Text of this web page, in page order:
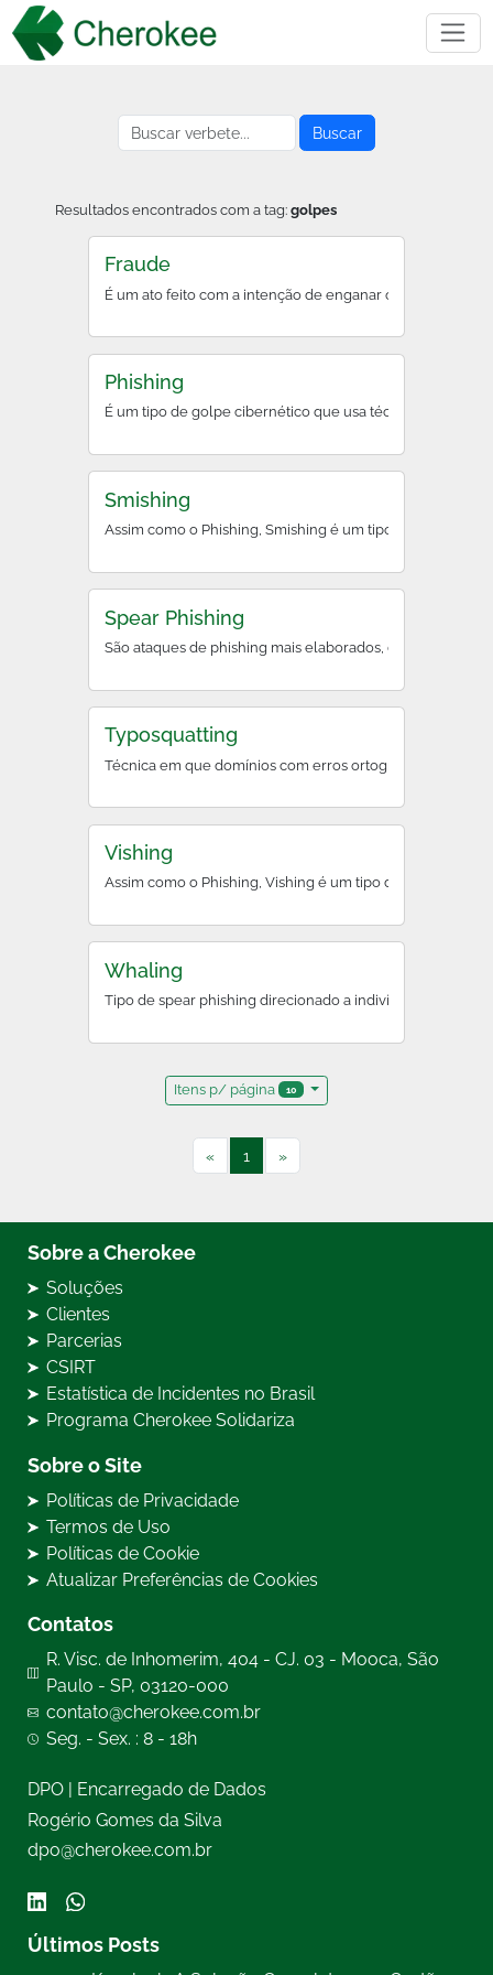
Buscar
Resultados encontrados com a tag:golpes
Fraude
É um ato feito com a intenção de enganar ou prejudicar
Phishing
É um tipo de golpe cibernético que usa técnicas de
Smishing
Assim como o Phishing, Smishing é um tipo de golpe
Spear Phishing
São ataques de phishing mais elaborados, direcionados
Typosquatting
Técnica em que domínios com erros ortográficos
Vishing
Assim como o Phishing, Vishing é um tipo de golpe
Whaling
Tipo de spear phishing direcionado a indivíduos de alto
Itens p/ página 10
« 1 »
Sobre a Cherokee
Soluções
Clientes
Parcerias
CSIRT
Estatística de Incidentes no Brasil
Programa Cherokee Solidariza
Sobre o Site
Políticas de Privacidade
Termos de Uso
Políticas de Cookie
Atualizar Preferências de Cookies
Contatos
R. Visc. de Inhomerim, 404 - CJ. 03 - Mooca, São
Paulo - SP, 03120-000
contato@cherokee.com.br
Seg. - Sex. : 8 - 18h
DPO | Encarregado de Dados
Rogério Gomes da Silva
dpo@cherokee.com.br
Últimos Posts